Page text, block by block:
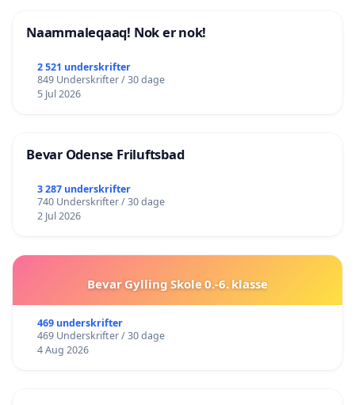
Naammaleqaaq! Nok er nok!
2 521 underskrifter
849 Underskrifter / 30 dage
5 Jul 2026
Bevar Odense Friluftsbad
3 287 underskrifter
740 Underskrifter / 30 dage
2 Jul 2026
Bevar Gylling Skole 0.-6. klasse
469 underskrifter
469 Underskrifter / 30 dage
4 Aug 2026